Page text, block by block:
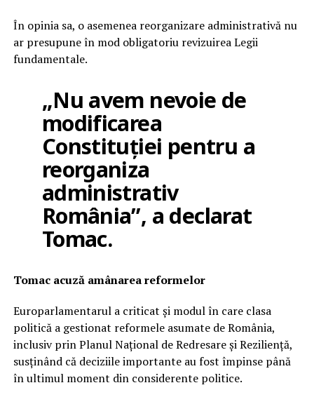
În opinia sa, o asemenea reorganizare administrativă nu
ar presupune în mod obligatoriu revizuirea Legii
fundamentale.
„Nu avem nevoie de
modificarea
Constituției pentru a
reorganiza
administrativ
România”, a declarat
Tomac.
Tomac acuză amânarea reformelor
Europarlamentarul a criticat și modul în care clasa
politică a gestionat reformele asumate de România,
inclusiv prin Planul Național de Redresare și Reziliență,
susținând că deciziile importante au fost împinse până
în ultimul moment din considerente politice.